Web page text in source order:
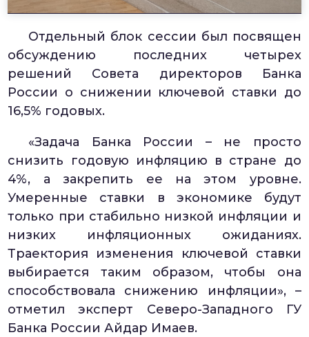
Отдельный блок сессии был посвящен
обсуждению последних четырех
решений Совета директоров Банка
России о снижении ключевой ставки до
16,5% годовых.
«Задача Банка России – не просто
снизить годовую инфляцию в стране до
4%, а закрепить ее на этом уровне.
Умеренные ставки в экономике будут
только при стабильно низкой инфляции и
низких инфляционных ожиданиях.
Траектория изменения ключевой ставки
выбирается таким образом, чтобы она
способствовала снижению инфляции», –
отметил эксперт Северо-Западного ГУ
Банка России Айдар Имаев.